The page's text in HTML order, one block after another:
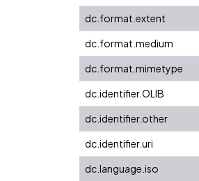
dc.format.extent
dc.format.medium
dc.format.mimetype
dc.identifier.OLIB
dc.identifier.other
dc.identifier.uri
dc.language.iso